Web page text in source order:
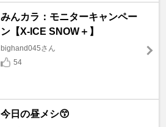
みんカラ：モニターキャンペー
ン【X-ICE SNOW＋】
bighand045さん
54
今日の昼メシ😙